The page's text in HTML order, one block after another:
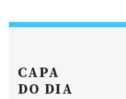
CAPA
DO DIA